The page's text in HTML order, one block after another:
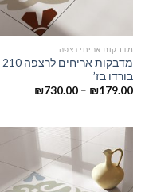
מדבקות אריחי רצפה
בורדו בז’
₪179.00
–
₪730.00